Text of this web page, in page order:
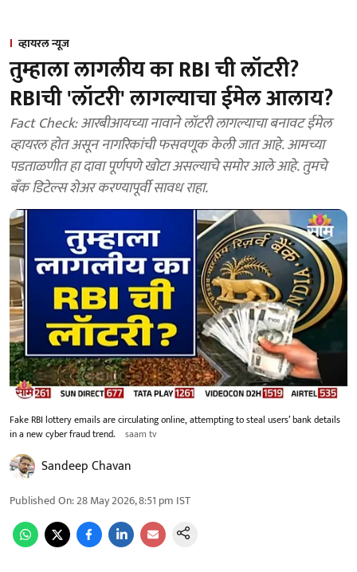
व्हायरल न्यूज
तुम्हाला लागलीय का RBI ची लॉटरी?
RBIची 'लॉटरी' लागल्याचा ईमेल आलाय?
Fact Check: आरबीआयच्या नावाने लॉटरी लागल्याचा बनावट ईमेल
व्हायरल होत असून नागरिकांची फसवणूक केली जात आहे. आमच्या
पडताळणीत हा दावा पूर्णपणे खोटा असल्याचे समोर आले आहे. तुमचे
बँक डिटेल्स शेअर करण्यापूर्वी सावध राहा.
Fake RBI lottery emails are circulating online, attempting to steal users’ bank details
in a new cyber fraud trend.
saam tv
Sandeep Chavan
Published On:28 May 2026, 8:51 pm IST